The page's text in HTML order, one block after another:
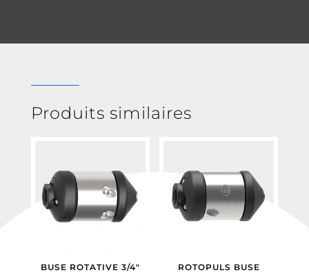
Produits similaires
BUSE ROTATIVE 3/4″
ROTOPULS BUSE